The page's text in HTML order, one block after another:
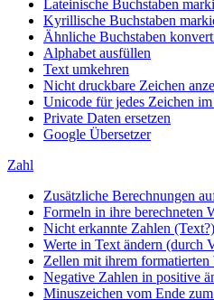
Lateinische Buchstaben
Kyrillische Buchstaben
Ähnliche Buchstaben
Alphabet ausfüllen
Text umkehren
Nicht druckbare Zeichen
Unicode für jedes Zeichen
Private Daten ersetzen
Google Übersetzer
Zahl
Zusätzliche Berechnungen
Formeln in ihre berechneten
Nicht erkannte Zahlen
Werte in Text ändern (durch
Zellen mit ihrem formatierten
Negative Zahlen in positive
Minuszeichen vom Ende